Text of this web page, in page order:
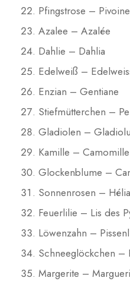
Pfingstrose – Pivoine
Azalee – Azalée
Dahlie – Dahlia
Edelweiß –
Enzian – Gentiane
Stiefmütterchen –
Gladiolen –
Kamille – Camomille
Glockenblume –
Sonnenrosen –
Feuerlilie – Lis des
Löwenzahn –
Schneeglöckchen –
Margerite –